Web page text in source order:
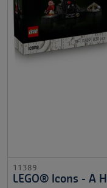
11389
LEGO® Icons - A